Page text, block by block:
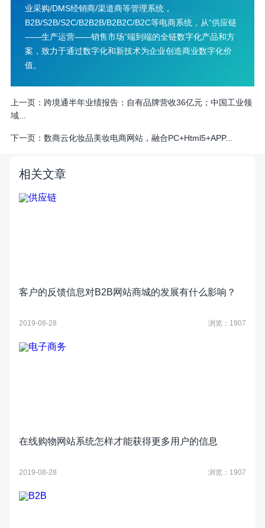
业采购/DMS经销商/渠道商等管理系统，
B2B/S2B/S2C/B2B2B/B2B2C/B2C等电商系统，从“供应链
——生产运营——销售市场”端到端的全链数字化产品和方
案，致力于通过数字化和新技术为企业创造商业数字化价
值。
上一页： 跨境通半年业绩报告：自有品牌营收36亿元；中国工业领
域...
下一页： 数商云化妆品美妆电商网站，融合PC+Html5+APP...
相关文章
客户的反馈信息对B2B网站商城的发展有什么影响？
2019-08-28 浏览：1907
在线购物网站系统怎样才能获得更多用户的信息
2019-08-28 浏览：1907